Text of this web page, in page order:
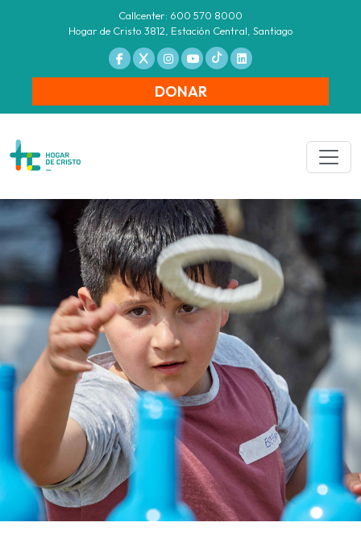
Callcenter: 600 570 8000
Hogar de Cristo 3812, Estación Central, Santiago
DONAR